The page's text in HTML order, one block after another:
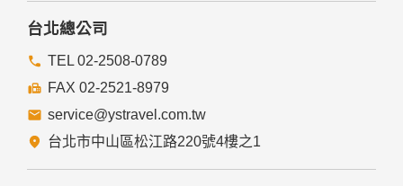
台北總公司
TEL 02-2508-0789
FAX 02-2521-8979
service@ystravel.com.tw
台北市中山區松江路220號4樓之1